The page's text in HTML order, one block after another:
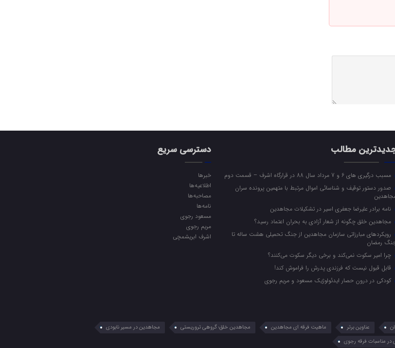
مطالب
مسبب درگیری های 6 و 7 مرداد سال 88 در قرارگاه اشرف – قسمت دوم
صدور دستور توقیف و شناسائی اموال مرتبط با متهمین پرونده سران
نامه برادر علیرضا جعفری اسیر در تشکیلات مجاهدین
مجاهدین خلق چگونه از شعار آزادی به بحران اعتماد رسید؟
رویکرد‌های مبارزاتی سازمان مجاهدین از جنگ تحمیلی هشت ساله تا
رمضان
چرا امیر سکوت نمی‌کند و برخی دیگر سکوت می‌کنند؟
قابل قبول نیست که فرزندی پدرش را فراموش کند!
کودکی در درون حصار ایدئولوژیک مسعود و مریم رجوی
دسترسی سریع
خبرها
اطلاعیه‌ها
مصاحبه‌ها
نامه‌ها
مسعود رجوی
مریم رجوی
اشرف ابریشمچی
عناوین برتر ماهیت فرقه ای مجاهدین مجاهدین خلق؛ گروهی تروریستی
مجاهدین در مسیر نابودی
در مناسبات فرقه رجوی